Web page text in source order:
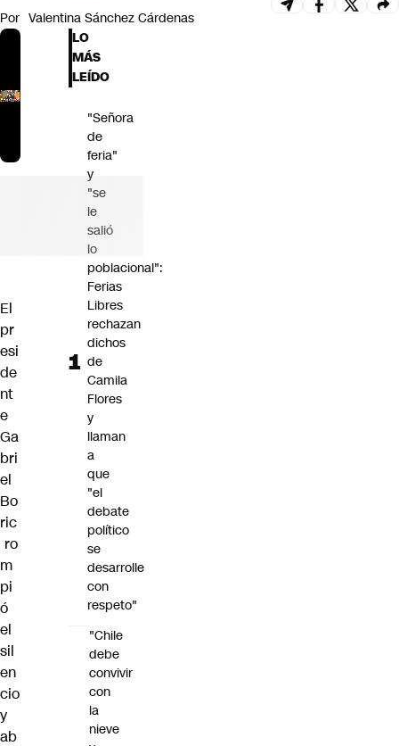
Por Valentina Sánchez Cárdenas
El
pr
esi
de
nt
e
Ga
bri
el
Bo
ric
ro
m
pi
ó
el
sil
en
cio
y
ab
LO
MÁS
LEÍDO
"Señora
de
feria"
y
"se
le
salió
lo
poblacional":
Ferias
Libres
rechazan
dichos
de
Camila
Flores
y
llaman
a
que
"el
debate
político
se
desarrolle
con
respeto"
"Chile
debe
convivir
con
la
nieve